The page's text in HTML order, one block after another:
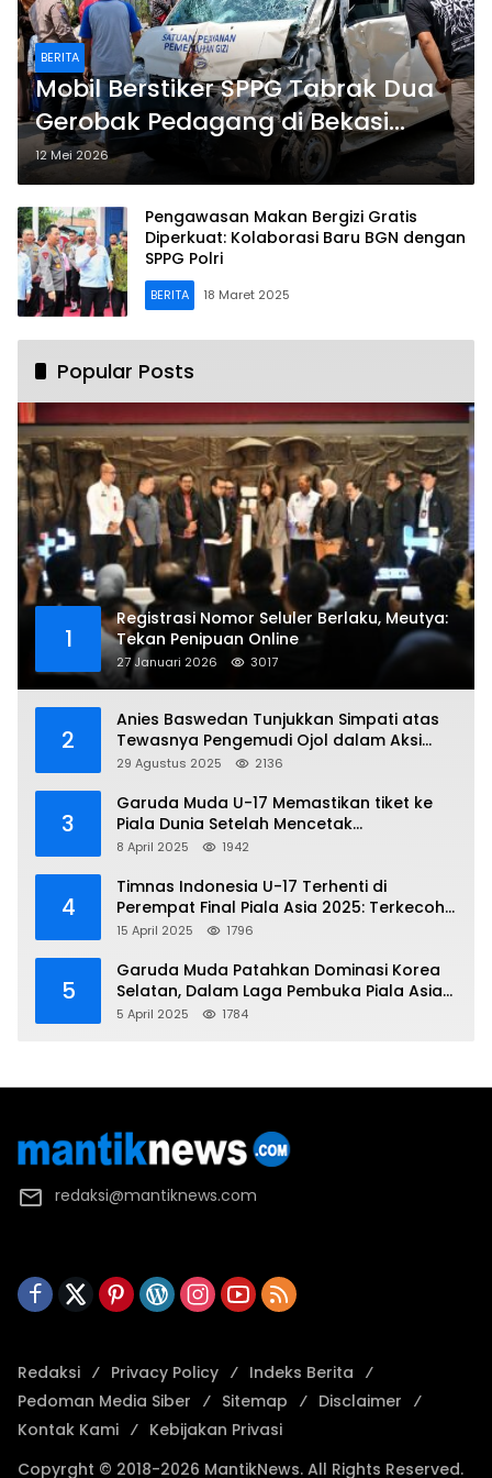
BERITA
Mobil Berstiker SPPG Tabrak Dua
Gerobak Pedagang di Bekasi
Timur Korban Luka Berat
12 Mei 2026
Pengawasan Makan Bergizi Gratis
Diperkuat: Kolaborasi Baru BGN dengan
SPPG Polri
BERITA 18 Maret 2025
Popular Posts
1
Registrasi Nomor Seluler Berlaku, Meutya:
Tekan Penipuan Online
27 Januari 2026 3017
2
Anies Baswedan Tunjukkan Simpati atas
Tewasnya Pengemudi Ojol dalam Aksi
Demo
29 Agustus 2025 2136
3
Garuda Muda U-17 Memastikan tiket ke
Piala Dunia Setelah Mencetak
Kemenangan Gemilang atas Yaman 4-1 di
8 April 2025 1942
4
Timnas Indonesia U-17 Terhenti di
Perempat Final Piala Asia 2025: Terkecoh
Korea Utara
15 April 2025 1796
5
Garuda Muda Patahkan Dominasi Korea
Selatan, Dalam Laga Pembuka Piala Asia
2025 U-17
5 April 2025 1784
redaksi@mantiknews.com
Redaksi Privacy Policy
Indeks Berita
Pedoman Media Siber
Sitemap
Disclaimer
Kontak Kami
Kebijakan Privasi
Copyrght © 2018-2026 MantikNews. All Rights Reserved.